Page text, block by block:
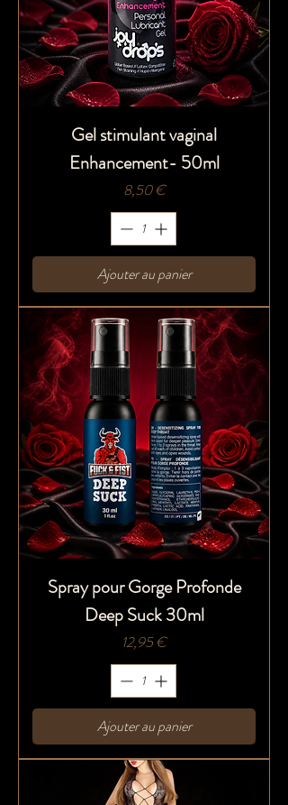
Gel stimulant vaginal
Enhancement- 50ml
Prix
8,50 €
Ajouter au panier
Spray pour Gorge Profonde
Deep Suck 30ml
Prix
12,95 €
Ajouter au panier